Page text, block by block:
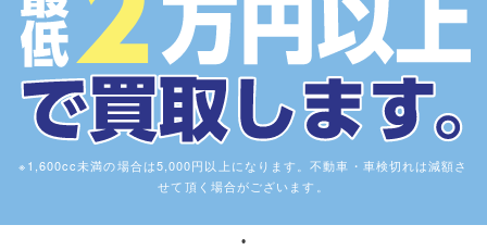
※1,600cc未満の場合は5,000円以上になります。不動車・車検切れは減額さ
せて頂く場合がございます。
1